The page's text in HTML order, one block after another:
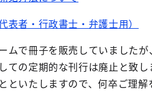
者・行政書士・弁護士用）
で冊子を販売していましたが
ての定期的な刊行は廃止と致し
といたしますので、何卒ご理解